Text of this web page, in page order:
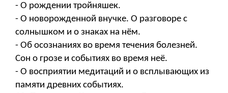
- О рождении тройняшек.
- О новорожденной внучке. О разговоре с
солнышком и о знаках на нём.
- Об осознаниях во время течения болезней.
Сон о грозе и событиях во время неё.
- О восприятии медитаций и о всплывающих из
памяти древних событиях.